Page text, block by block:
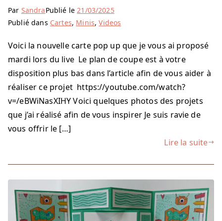
Par SandraPublié le 21/03/2025
Publié dans Cartes, Minis,Videos
Voici la nouvelle carte pop up que je vous ai proposé
mardi lors du live Le plan de coupe est à votre
disposition plus bas dans l’article afin de vous aider à
réaliser ce projet https://youtube.com/watch?
v=/eBWiNasXIHY Voici quelques photos des projets
que j’ai réalisé afin de vous inspirer Je suis ravie de
vous offrir le […]
Lire la suite